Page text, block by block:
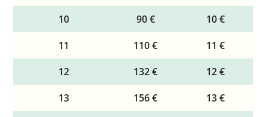
10
90 €
10 €
11
110 €
11 €
12
132 €
12 €
13
156 €
13 €